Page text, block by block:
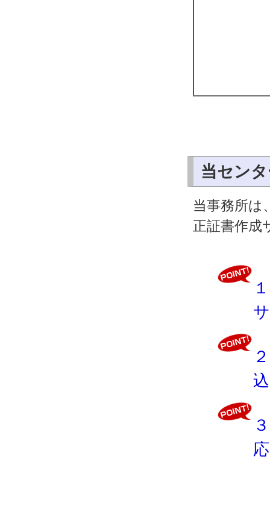
当セン
当事務所は
正証書作成